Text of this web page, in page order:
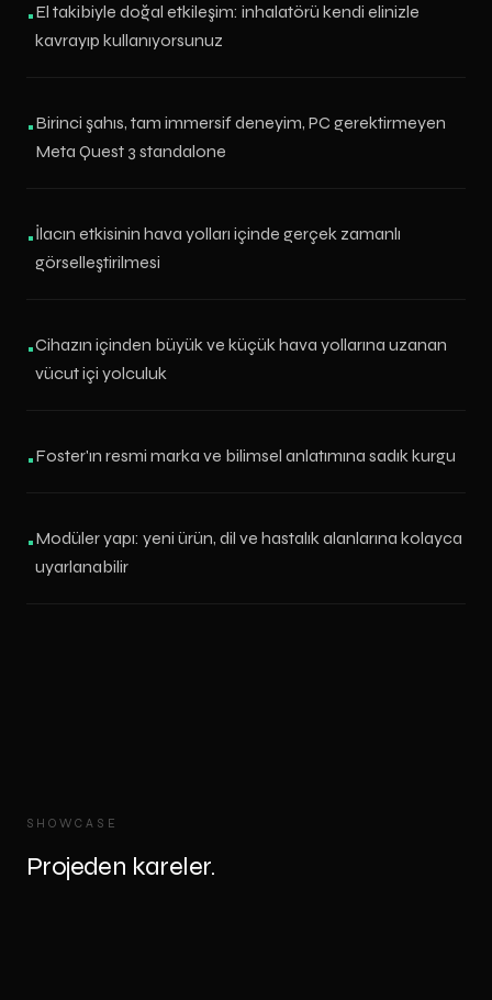
•El takibiyle doğal etkileşim: inhalatörü kendi elinizle
kavrayıp kullanıyorsunuz
•Birinci şahıs, tam immersif deneyim, PC gerektirmeyen
Meta Quest 3 standalone
•İlacın etkisinin hava yolları içinde gerçek zamanlı
görselleştirilmesi
•Cihazın içinden büyük ve küçük hava yollarına uzanan
vücut içi yolculuk
•Foster'ın resmi marka ve bilimsel anlatımına sadık kurgu
•Modüler yapı: yeni ürün, dil ve hastalık alanlarına kolayca
uyarlanabilir
SHOWCASE
Projeden kareler.